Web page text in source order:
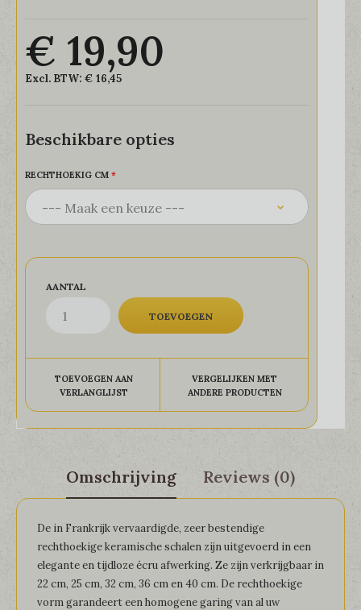
€ 19,90
Excl. BTW: € 16,45
Beschikbare opties
RECHTHOEKIG CM
AANTAL
TOEVOEGEN AAN
VERLANGLIJST
VERGELIJKEN MET
ANDERE PRODUCTEN
Omschrijving Reviews (0)
De in Frankrijk vervaardigde, zeer bestendige
rechthoekige keramische schalen zijn uitgevoerd in een
elegante en tijdloze écru afwerking. Ze zijn verkrijgbaar in
22 cm, 25 cm, 32 cm, 36 cm en 40 cm. De rechthoekige
vorm garandeert een homogene garing van al uw